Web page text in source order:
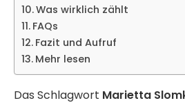
Was wirklich zählt
FAQs
Fazit und Aufruf
Mehr lesen
Das Schlagwort Marietta